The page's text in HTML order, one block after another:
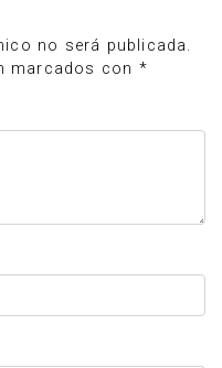
no será publicada.
marcados con *